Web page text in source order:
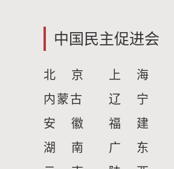
中国民主促进会
北 京 上 海
内蒙古
辽 宁
安 徽
福 建
湖 南
广 东